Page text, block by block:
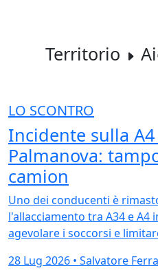
Territorio
LO SCONTRO
Incidente sulla
Palmanova:
camion
Uno dei conducenti è
l'allacciamento tra A34 e A4
agevolare i soccorsi e
28 Lug 2026 • Salvatore